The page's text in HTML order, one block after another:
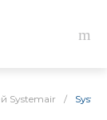
Systemair /